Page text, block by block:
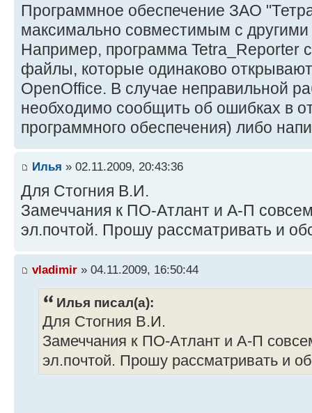
Программное обеспечение ЗАО
максимально совместимым с
Например, программа Tetra_Reporter
файлы, которые одинаково
OpenOffice. В случае неправильной
необходимо сообщить об ошибках в
программного обеспечения) либо
Илья » 02.11.2009, 20:43:36
Для Стогния В.И.
Замеччания к ПО-Атлант и А-П
эл.почтой. Прошу рассматривать и
vladimir » 04.11.2009, 16:50:44
Илья писал(а):
Для Стогния В.И.
Замеччания к ПО-Атлант и А-П
эл.почтой. Прошу рассматривать и